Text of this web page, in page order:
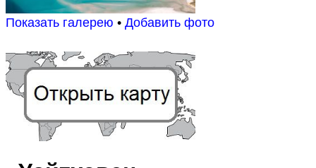
Показать галерею • Добавить фото